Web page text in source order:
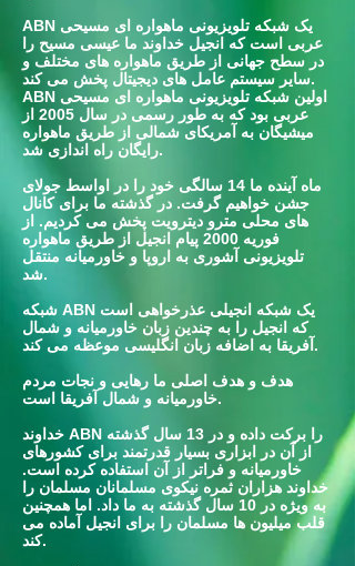
ABN یک شبکه تلویزیونی ماهواره ای مسیحی
عربی است که انجیل خداوند ما عیسی مسیح را
در سطح جهانی از طریق ماهواره های مختلف و
سایر سیستم عامل های دیجیتال پخش می کند.
ABN اولین شبکه تلویزیونی ماهواره ای مسیحی
عربی بود که به طور رسمی در سال 2005 از
میشیگان به آمریکای شمالی از طریق ماهواره
رایگان راه اندازی شد.
ماه آینده ما 14 سالگی خود را در اواسط جولای
جشن خواهیم گرفت. در گذشته ما برای کانال
های محلی مترو دیترویت پخش می کردیم. از
فوریه 2000 پیام انجیل از طریق ماهواره
تلویزیونی آشوری به اروپا و خاورمیانه منتقل
شد.
شبکه ABN یک شبکه انجیلی عذرخواهی است
که انجیل را به چندین زبان خاورمیانه و شمال
آفریقا به اضافه زبان انگلیسی موعظه می کند.
هدف و هدف اصلی ما رهایی و نجات مردم
خاورمیانه و شمال آفریقا است.
خداوند ABN را برکت داده و در 13 سال گذشته
از آن در ابزاری بسیار قدرتمند برای کشورهای
خاورمیانه و فراتر از آن استفاده کرده است.
خداوند هزاران ثمره نیکوی مسلمانان مسلمان را
به ویژه در 10 سال گذشته به ما داد. اما همچنین
قلب میلیون ها مسلمان را برای انجیل آماده می
کند.